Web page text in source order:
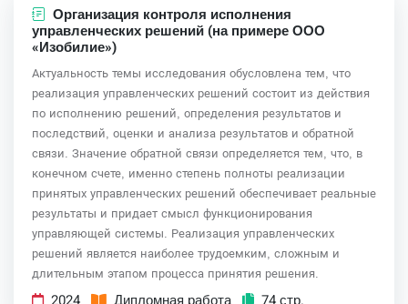
Организация контроля исполнения
управленческих решений (на примере ООО
«Изобилие»)
Актуальность темы исследования обусловлена тем, что
реализация управленческих решений состоит из действия
по исполнению решений, определения результатов и
последствий, оценки и анализа результатов и обратной
связи. Значение обратной связи определяется тем, что, в
конечном счете, именно степень полноты реализации
принятых управленческих решений обеспечивает реальные
результаты и придает смысл функционирования
управляющей системы. Реализация управленческих
решений является наиболее трудоемким, сложным и
длительным этапом процесса принятия решения.